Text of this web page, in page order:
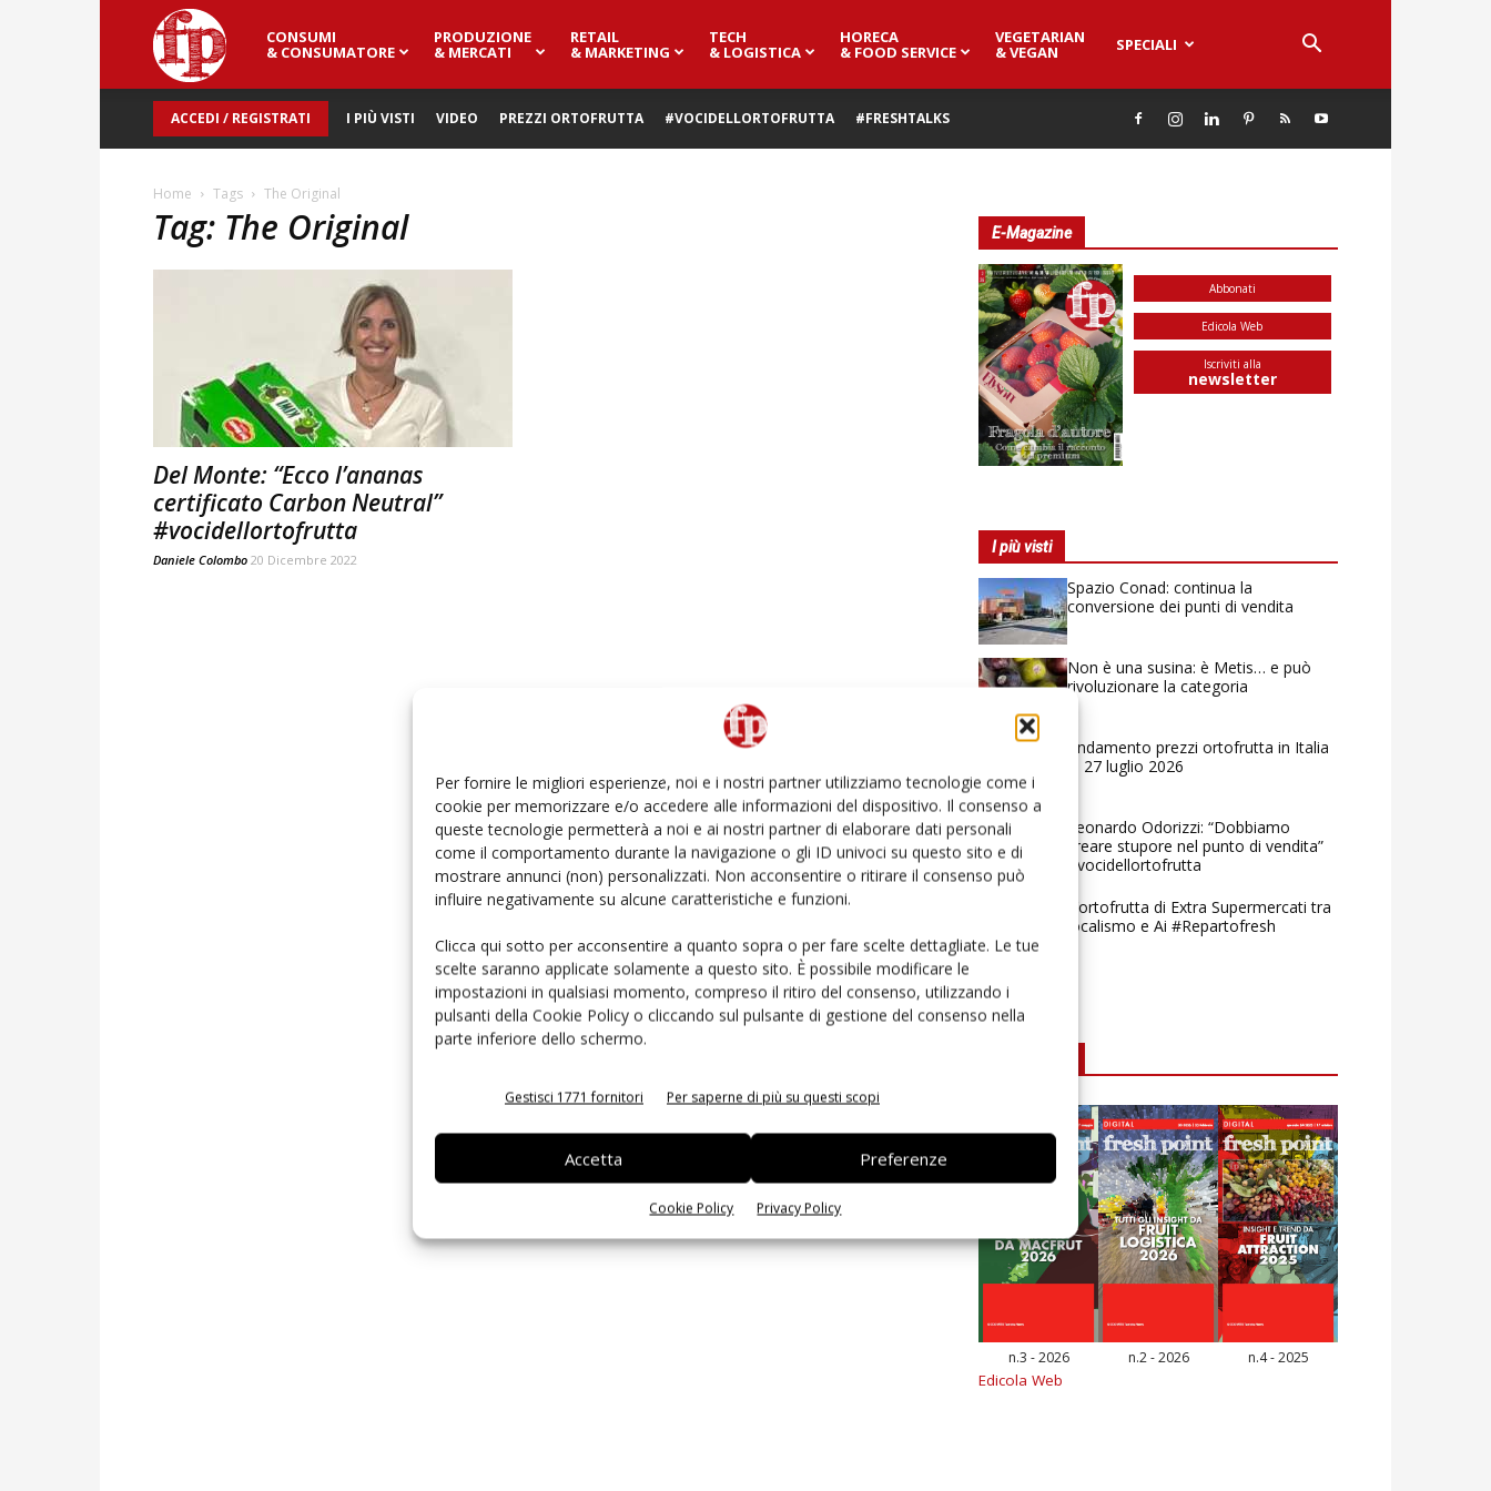
Per fornire le migliori esperienze, noi e i nostri partner utilizziamo tecnologie come i
cookie per memorizzare e/o accedere alle informazioni del dispositivo. Il consenso a
queste tecnologie permetterà a noi e ai nostri partner di elaborare dati personali
come il comportamento durante la navigazione o gli ID univoci su questo sito e di
mostrare annunci (non) personalizzati. Non acconsentire o ritirare il consenso può
influire negativamente su alcune caratteristiche e funzioni.
Clicca qui sotto per acconsentire a quanto sopra o per fare scelte dettagliate. Le tue
scelte saranno applicate solamente a questo sito. È possibile modificare le
impostazioni in qualsiasi momento, compreso il ritiro del consenso, utilizzando i
pulsanti della Cookie Policy o cliccando sul pulsante di gestione del consenso nella
parte inferiore dello schermo.
Gestisci 1771 fornitori Per saperne di più su questi scopi
Accetta Preferenze
Cookie Policy Privacy Policy
Fresh
Point
Magazine
CONSUMI
& CONSUMATORE
PRODUZIONE
& MERCATI
RETAIL
& MARKETING
TECH
& LOGISTICA
HORECA
& FOOD SERVICE
VEGETARIAN
& VEGAN SPECIALI
ACCEDI / REGISTRATI I PIÙ VISTI VIDEO PREZZI ORTOFRUTTA #VOCIDELLORTOFRUTTA #FRESHTALKS
Home Tags The Original
Tag: The Original
Del Monte: “Ecco l’ananas
certificato Carbon Neutral”
#vocidellortofrutta
Daniele Colombo 20 Dicembre 2022
E-Magazine
Abbonati
Edicola Web
Iscriviti alla
newsletter
I più visti
Spazio Conad: continua la
conversione dei punti di vendita
Non è una susina: è Metis… e può
rivoluzionare la categoria
Andamento prezzi ortofrutta in Italia
al 27 luglio 2026
Leonardo Odorizzi: “Dobbiamo
creare stupore nel punto di vendita”
#vocidellortofrutta
L’ortofrutta di Extra Supermercati tra
localismo e Ai #Repartofresh
n.3 - 2026 n.2 - 2026 n.4 - 2025
Edicola Web